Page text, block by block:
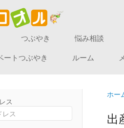
つぶやき
悩み相談
ートつぶやき
ルーム
ス
ホー
出